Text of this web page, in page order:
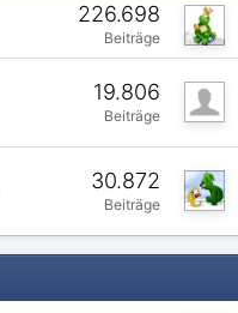
226.698
Beiträge
19.806
Beiträge
30.872
Beiträge